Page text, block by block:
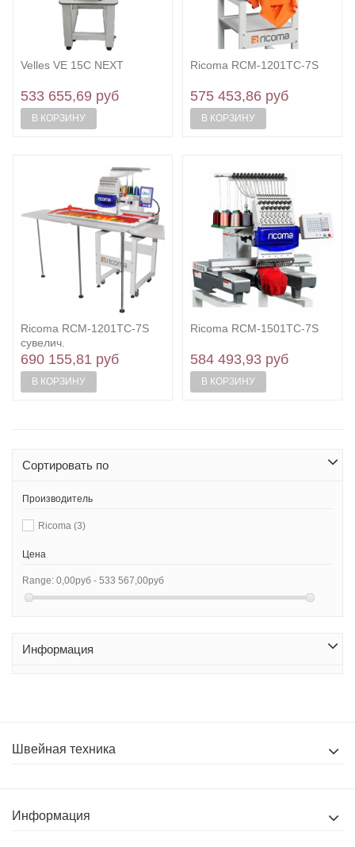
Velles VE 15C NEXT
533 655,69 руб
В КОРЗИНУ
Ricoma RCM-1201TC-7S
575 453,86 руб
В КОРЗИНУ
Ricoma RCM-1201TC-7S
сувелич.
690 155,81 руб
В КОРЗИНУ
Ricoma RCM-1501TC-7S
584 493,93 руб
В КОРЗИНУ
Сортировать по
Производитель
Ricoma (3)
Цена
Range: 0,00руб - 533 567,00руб
Информация
Швейная техника
Информация